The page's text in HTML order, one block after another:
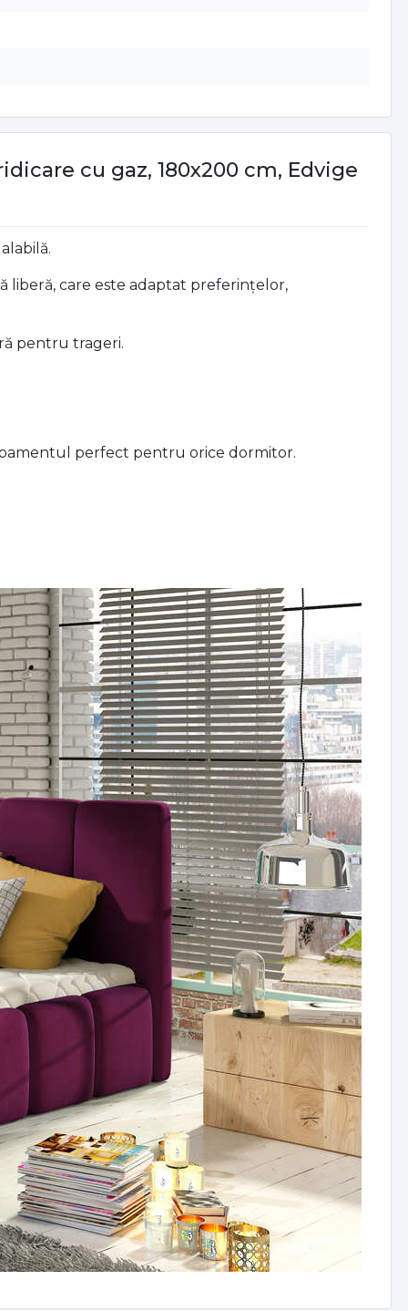
cu gaz, 180x200 cm, Edvige
liberă, care este adaptat preferințelor,
pentru trageri.
perfect pentru orice dormitor.